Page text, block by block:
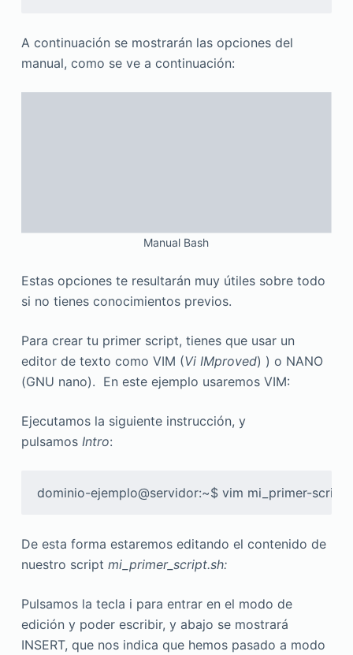
A continuación se mostrarán las opciones del
manual, como se ve a continuación:
Manual Bash
Estas opciones te resultarán muy útiles sobre todo
si no tienes conocimientos previos.
Para crear tu primer script, tienes que usar un
editor de texto como VIM (Vi IMproved) ) o NANO
(GNU nano). En este ejemplo usaremos VIM:
Ejecutamos la siguiente instrucción, y
pulsamos Intro:
dominio-ejemplo@servidor:~$ vim mi_primer-
De esta forma estaremos editando el contenido de
nuestro script mi_primer_script.sh:
Pulsamos la tecla i para entrar en el modo de
edición y poder escribir, y abajo se mostrará
INSERT, que nos indica que hemos pasado a modo